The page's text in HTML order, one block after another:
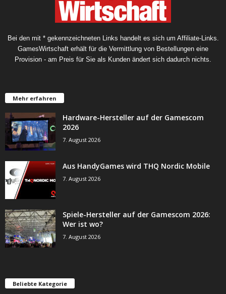
Bei den mit * gekennzeichneten Links handelt es sich um Affiliate-Links.
GamesWirtschaft erhält für die Vermittlung von Bestellungen eine
Provision - am Preis für Sie als Kunden ändert sich dadurch nichts.
Mehr erfahren
Hardware-Hersteller auf der Gamescom
2026
7. August 2026
Aus HandyGames wird THQ Nordic Mobile
7. August 2026
Spiele-Hersteller auf der Gamescom 2026:
Wer ist wo?
7. August 2026
Beliebte Kategorie